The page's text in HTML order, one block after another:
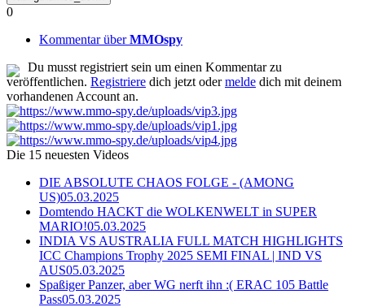
0
Kommentar überMMOspy
Du musst registriert sein um einen Kommentar zu
veröffentlichen. Registriere dich jetzt odermelde dich mit deinem
vorhandenen Account an.
Die 15 neuesten Videos
DIE ABSOLUTE CHAOS FOLGE - (AMONG
US)05.03.2025
Domtendo HACKT die WOLKENWELT in SUPER
MARIO!05.03.2025
INDIA VS AUSTRALIA FULL MATCH HIGHLIGHTS
ICC Champions Trophy 2025 SEMI FINAL | IND VS
AUS05.03.2025
Spaßiger Panzer, aber WG nerft ihn :( ERAC 105 Battle
Pass05.03.2025